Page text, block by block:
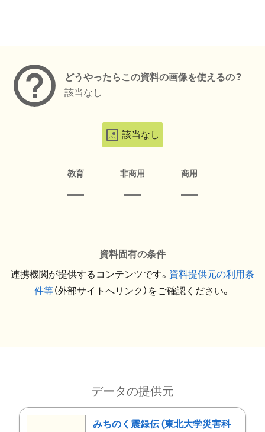
どうやったらこの資料の画像を使えるの？
該当なし
該当なし
教育 非商用 商用
資料固有の条件
連携機関が提供するコンテンツです。 資料提供元の利用条
件等（外部サイトへリンク）をご確認ください。
データの提供元
みちのく震録伝 (東北大学災害科